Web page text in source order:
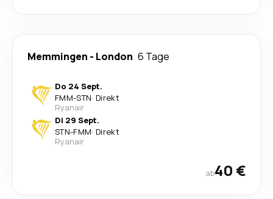
Memmingen - London 6 Tage
Do 24 Sept.
FMM-STN· Direkt
Ryanair
Di 29 Sept.
STN-FMM· Direkt
Ryanair
ab40 €